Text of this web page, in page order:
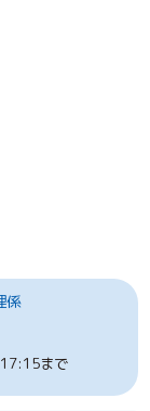
係
まで